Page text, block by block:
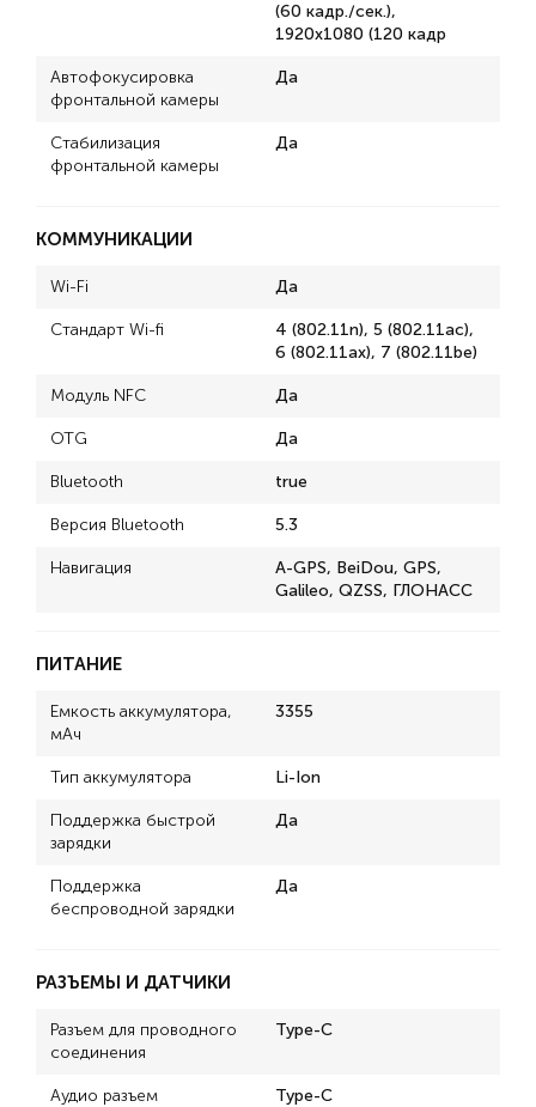
(60 кадр./сек.),
1920x1080 (120 кадр
Автофокусировка
фронтальной камеры
Да
Стабилизация
фронтальной камеры
Да
КОММУНИКАЦИИ
Wi-Fi Да
Стандарт Wi-fi
4 (802.11n), 5 (802.11ac),
6 (802.11ax), 7 (802.11be)
Модуль NFC Да
OTG Да
Bluetooth true
Версия Bluetooth 5.3
Навигация
A-GPS, BeiDou, GPS,
Galileo, QZSS, ГЛОНАСС
ПИТАНИЕ
Емкость аккумулятора,
мАч
3355
Тип аккумулятора Li-Ion
Поддержка быстрой
зарядки
Да
Поддержка
беспроводной зарядки
Да
РАЗЪЕМЫ И ДАТЧИКИ
Разъем для проводного
соединения
Type-C
Аудио разъем Type-C